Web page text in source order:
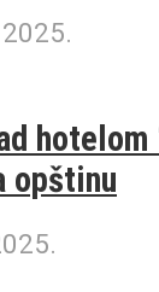
hotelom
opštinu